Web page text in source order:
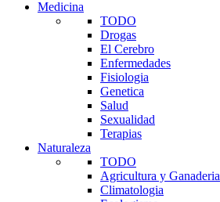
Medicina
TODO
Drogas
El Cerebro
Enfermedades
Fisiologia
Genetica
Salud
Sexualidad
Terapias
Naturaleza
TODO
Agricultura y Ganaderia
Climatologia